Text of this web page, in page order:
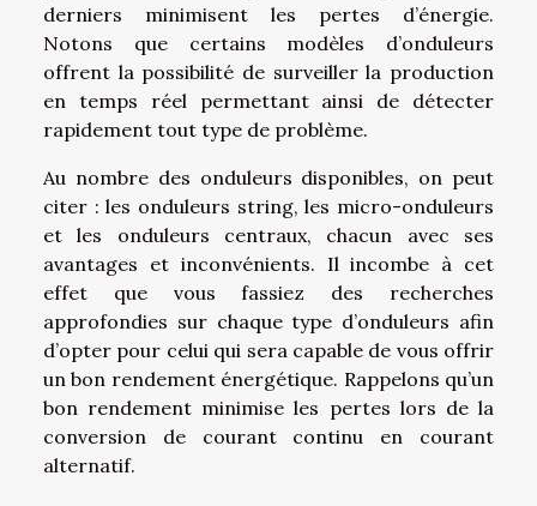
derniers minimisent les pertes d’énergie.
Notons que certains modèles d’onduleurs
offrent la possibilité de surveiller la production
en temps réel permettant ainsi de détecter
rapidement tout type de problème.
Au nombre des onduleurs disponibles, on peut
citer : les onduleurs string, les micro-onduleurs
et les onduleurs centraux, chacun avec ses
avantages et inconvénients. Il incombe à cet
effet que vous fassiez des recherches
approfondies sur chaque type d’onduleurs afin
d’opter pour celui qui sera capable de vous offrir
un bon rendement énergétique. Rappelons qu’un
bon rendement minimise les pertes lors de la
conversion de courant continu en courant
alternatif.